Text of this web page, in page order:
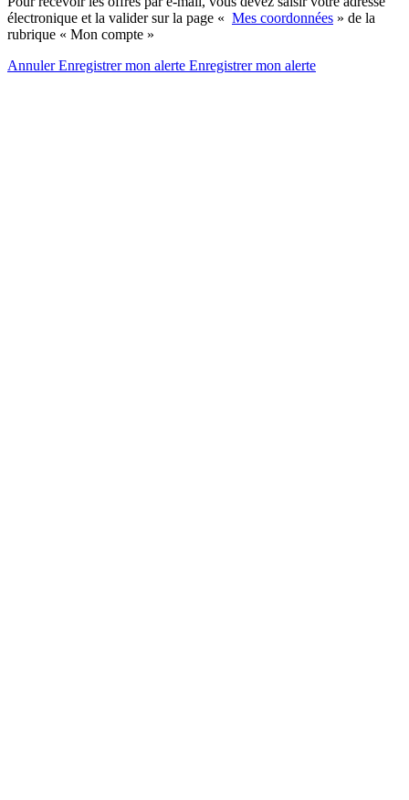
électronique et la valider sur la page « Mes coordonnées » de la
rubrique « Mon compte »
AnnulerEnregistrer mon alerte Enregistrermon alerte